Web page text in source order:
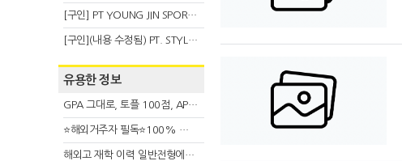
[구인] PT YOUNG JIN SPORT INDONESIA
[구인](내용 수정됨) PT. STYLE KOREAN INDONESIA (스타일 코리안 인도네시아)
유용한 정보
GPA 그대로, 토플 100점, AP 막막 — 원인은 하나입니다
⭐해외거주자 필독⭐100% 온라인 마지막 한국어교원 2급 추가모집 (~8/2)
해외고 재학 이력 일반전형에서 분명한 입시 강점 살리는 전략